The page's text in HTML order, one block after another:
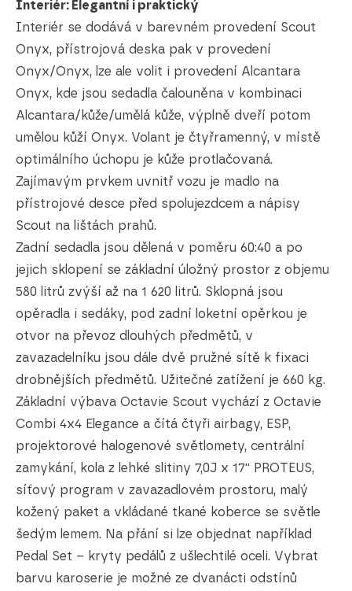
Interiér: Elegantní i praktický
Interiér se dodává v barevném provedení Scout
Onyx, přístrojová deska pak v provedení
Onyx/Onyx, lze ale volit i provedení Alcantara
Onyx, kde jsou sedadla čalouněna v kombinaci
Alcantara/kůže/umělá kůže, výplně dveří potom
umělou kůží Onyx. Volant je čtyřramenný, v místě
optimálního úchopu je kůže protlačovaná.
Zajímavým prvkem uvnitř vozu je madlo na
přístrojové desce před spolujezdcem a nápisy
Scout na lištách prahů.
Zadní sedadla jsou dělená v poměru 60:40 a po
jejich sklopení se základní úložný prostor z objemu
580 litrů zvýší až na 1 620 litrů. Sklopná jsou
opěradla i sedáky, pod zadní loketní opěrkou je
otvor na převoz dlouhých předmětů, v
zavazadelníku jsou dále dvě pružné sítě k fixaci
drobnějších předmětů. Užitečné zatížení je 660 kg.
Základní výbava Octavie Scout vychází z Octavie
Combi 4x4 Elegance a čítá čtyři airbagy, ESP,
projektorové halogenové světlomety, centrální
zamykání, kola z lehké slitiny 7,0J x 17'' PROTEUS,
síťový program v zavazadlovém prostoru, malý
kožený paket a vkládané tkané koberce se světle
šedým lemem. Na přání si lze objednat například
Pedal Set – kryty pedálů z ušlechtilé oceli. Vybrat
barvu karoserie je možné ze dvanácti odstínů